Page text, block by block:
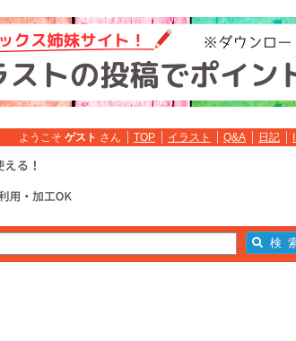
ようこそ ゲスト さん TOP イラスト Q&A 日記